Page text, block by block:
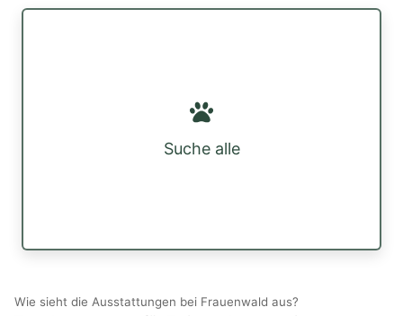
Suche alle
Wie sieht die Ausstattungen bei Frauenwald aus?